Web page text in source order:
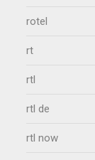
rotel
rt
rtl
rtl de
rtl now